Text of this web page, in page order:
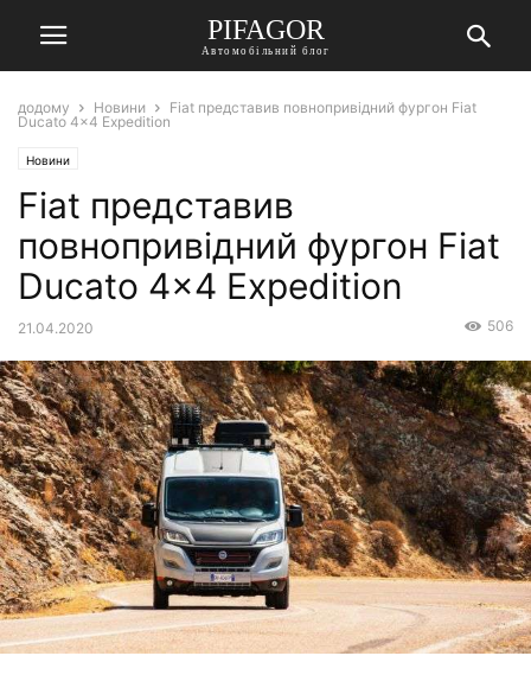
PIFAGOR
Автомобільний блог
додому Новини
Fiat представив повнопривідний фургон Fiat
Ducato 4×4 Expedition
Новини
Fiat представив
повнопривідний фургон Fiat
Ducato 4×4 Expedition
21.04.2020 506